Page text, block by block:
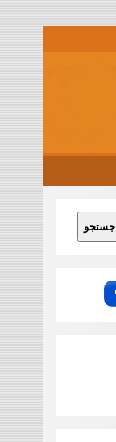
جستجو